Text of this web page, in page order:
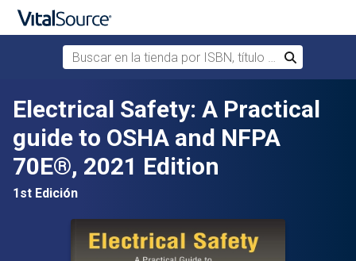
Saltar al contenido principal
Buscar en la tienda por ISBN, título o autor
Buscar
Electrical Safety: A Practical
guide to OSHA and NFPA
70E®, 2021 Edition
1st Edición